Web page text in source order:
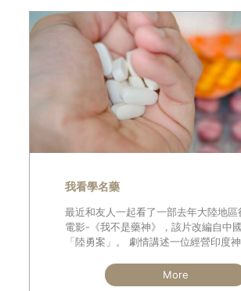
我看學名藥
最近和友人一起看了一部去年大陸地區
電影-《我不是藥神》，該片改編自中
「陸勇案」。 劇情講述一位經營印度
需大筆錢治病，和妻子離婚爭奪小孩撫
濟危機，走投無路下，決定和一位
More